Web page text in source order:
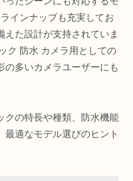
インナップも充実してお
えた設計が支持されていま
ク 防水 カメラ用としての
の多いカメラユーザーにも
クの特長や種類、防水機能
適なモデル選びのヒント